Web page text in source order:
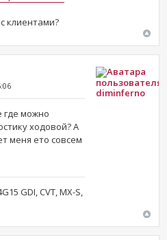
клиентами?
где можно
ходовой? А
меня ето совсем
GDI, CVT, MX-S,
diminferno